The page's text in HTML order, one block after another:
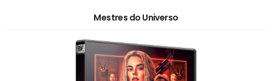
Mestres do Universo